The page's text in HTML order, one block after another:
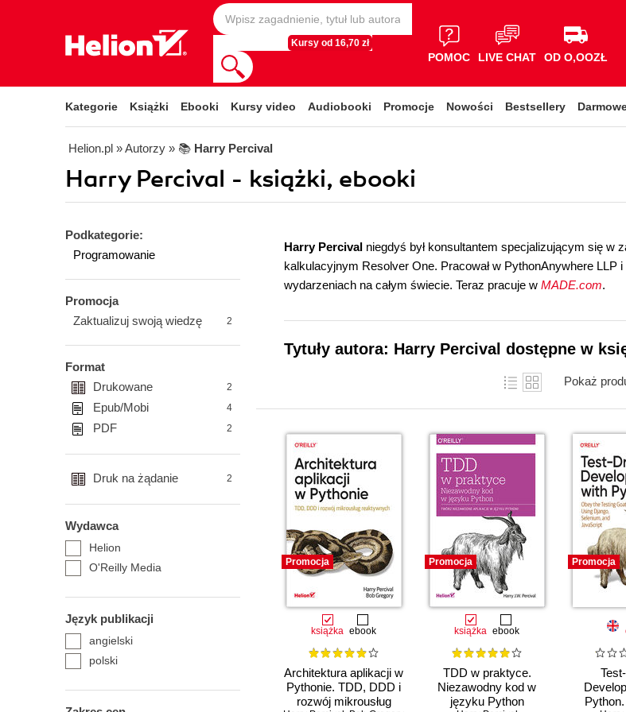
Kursy od 16,70 zł
POMOC LIVE CHAT OD O,OOZŁ
Kategorie Książki Ebooki Kursy video Audiobooki Promocje Nowości Bestsellery
Helion.pl » Autorzy » 📚 Harry Percival
Harry Percival - książki, ebooki
Podkategorie:
Programowanie
Promocja
Zaktualizuj swoją wiedzę
2
Format
Drukowane
2
Epub/Mobi 4
PDF 2
Druk na żądanie 2
Wydawca
Helion
O'Reilly Media
Język publikacji
angielski
polski
Harry Percival niegdyś był konsultantem specjalizującym się w
kalkulacyjnym Resolver One. Pracował w PythonAnywhere
wydarzeniach na całym świecie. Teraz pracuje w MADE.com.
Tytuły autora: Harry Percival dostępne w
Pokaż
Promocja
książka ebook
Architektura aplikacji w
Pythonie. TDD, DDD i
rozwój mikrousług
Promocja
książka ebook
TDD w praktyce.
Niezawodny kod w
języku Python
Promocja